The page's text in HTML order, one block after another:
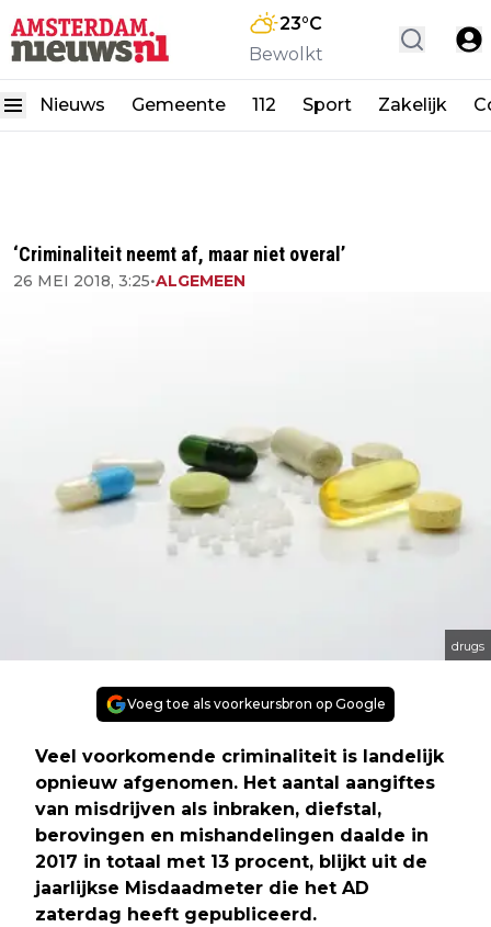
23°C
Bewolkt
Nieuws Gemeente 112 Sport Zakelijk
‘Criminaliteit neemt af, maar niet overal’
26 MEI 2018, 3:25•ALGEMEEN
drugs
Voeg toe als voorkeursbron op Google
Veel voorkomende criminaliteit is landelijk
opnieuw afgenomen. Het aantal aangiftes
van misdrijven als inbraken, diefstal,
berovingen en mishandelingen daalde in
2017 in totaal met 13 procent, blijkt uit de
jaarlijkse Misdaadmeter die het AD
zaterdag heeft gepubliceerd.